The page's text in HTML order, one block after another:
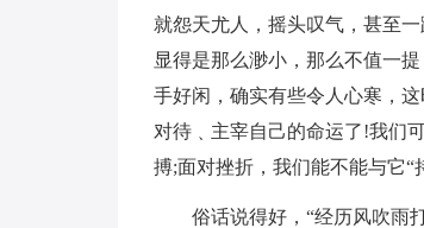
就怨天尤人，摇头叹气，甚至
显得是那么渺小，那么不值一
手好闲，确实有些令人心寒，
对待﹑主宰自己的命运了!我们
搏;面对挫折，我们能不能与它“
俗话说得好，“经历风吹雨